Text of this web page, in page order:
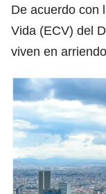
De acuerdo con
Vida (ECV) del
viven en